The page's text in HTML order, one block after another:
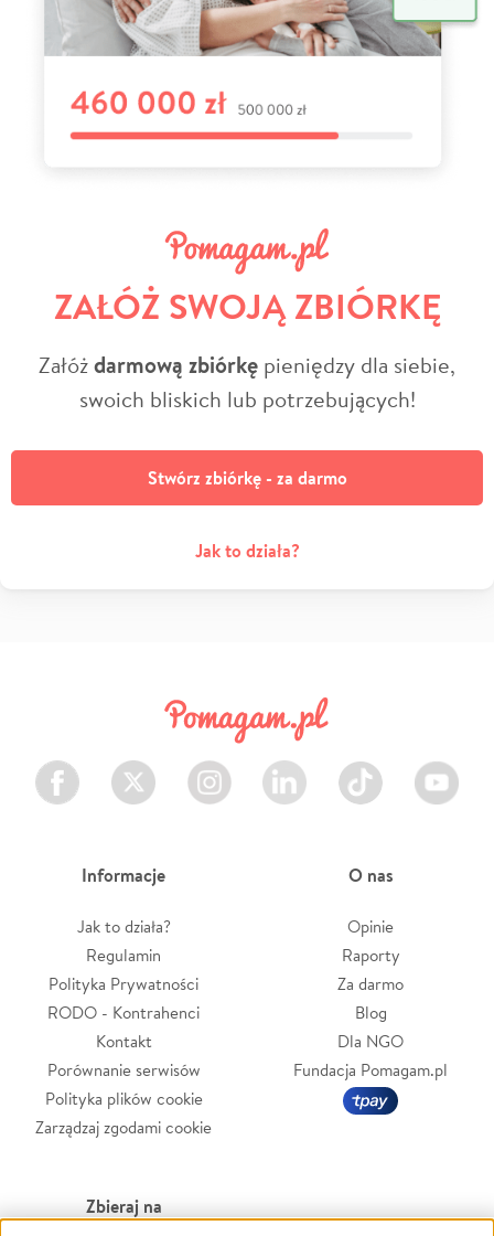
ZAŁÓŻ SWOJĄ ZBIÓRKĘ
Załóżdarmową zbiórkę pieniędzy dla siebie,
swoich bliskich lub potrzebujących!
Stwórz zbiórkę - za darmo
Jak to działa?
Facebook Twitter Instagram LinkedIn TikTok Youtube
Informacje
Jak to działa?
Regulamin
Polityka Prywatności
RODO - Kontrahenci
Kontakt
Porównanie serwisów
Polityka plików cookie
Zarządzaj zgodami cookie
O nas
Opinie
Raporty
Za darmo
Blog
Dla NGO
Fundacja Pomagam.pl
Zbieraj na